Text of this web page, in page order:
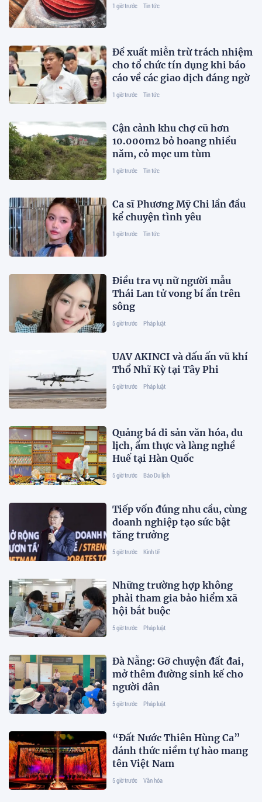
1 giờ trước Tin tức
Đề xuất miễn trừ trách nhiệm
cho tổ chức tín dụng khi báo
cáo về các giao dịch đáng ngờ
1 giờ trước Tin tức
Cận cảnh khu chợ cũ hơn
10.000m2 bỏ hoang nhiều
năm, cỏ mọc um tùm
1 giờ trước Tin tức
Ca sĩ Phương Mỹ Chi lần đầu
kể chuyện tình yêu
1 giờ trước Tin tức
Điều tra vụ nữ người mẫu
Thái Lan tử vong bí ẩn trên
sông
5 giờ trước Pháp luật
UAV AKINCI và dấu ấn vũ khí
Thổ Nhĩ Kỳ tại Tây Phi
5 giờ trước Pháp luật
Quảng bá di sản văn hóa, du
lịch, ẩm thực và làng nghề
Huế tại Hàn Quốc
5 giờ trước Báo Du lịch
Tiếp vốn đúng nhu cầu, cùng
doanh nghiệp tạo sức bật
tăng trưởng
5 giờ trước Kinh tế
Những trường hợp không
phải tham gia bảo hiểm xã
hội bắt buộc
5 giờ trước Pháp luật
Đà Nẵng: Gỡ chuyện đất đai,
mở thêm đường sinh kế cho
người dân
5 giờ trước Pháp luật
“Đất Nước Thiên Hùng Ca”
đánh thức niềm tự hào mang
tên Việt Nam
5 giờ trước Văn hóa